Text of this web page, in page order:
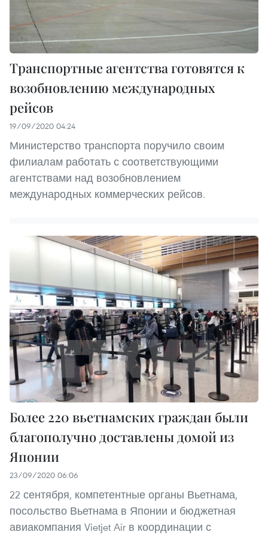
Транспортные агентства готовятся к
возобновлению международных
рейсов
19/09/2020 04:24
Министерство транспорта поручило своим
филиалам работать с соответствующими
агентствами над возобновлением
международных коммерческих рейсов.
Более 220 вьетнамских граждан были
благополучно доставлены домой из
Японии
23/09/2020 06:06
22 сентября, компетентные органы Вьетнама,
посольство Вьетнама в Японии и бюджетная
авиакомпания Vietjet Air в координации с